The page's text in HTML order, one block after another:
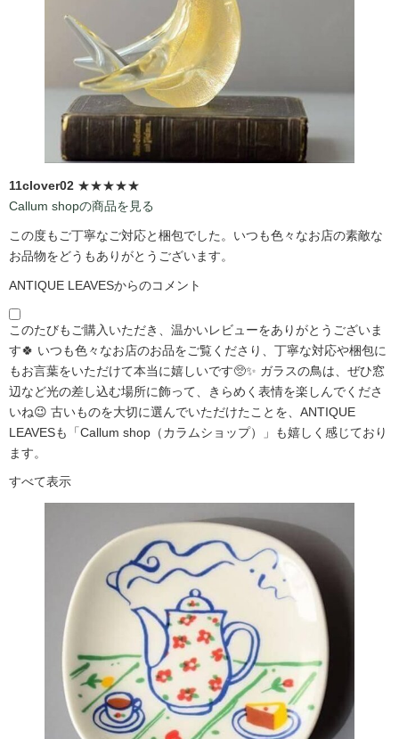
11clover02 ★★★★★
Callum shopの商品を見る
この度もご丁寧なご対応と梱包でした。いつも色々なお店の素敵な
お品物をどうもありがとうございます。
ANTIQUE LEAVESからのコメント
このたびもご購入いただき、温かいレビューをありがとうございま
す🍀 いつも色々なお店のお品をご覧くださり、丁寧な対応や梱包に
もお言葉をいただけて本当に嬉しいです🥺✨ ガラスの鳥は、ぜひ窓
辺など光の差し込む場所に飾って、きらめく表情を楽しんでくださ
いね😉 古いものを大切に選んでいただけたことを、ANTIQUE
LEAVESも「Callum shop（カラムショップ）」も嬉しく感じており
ます。
すべて表示